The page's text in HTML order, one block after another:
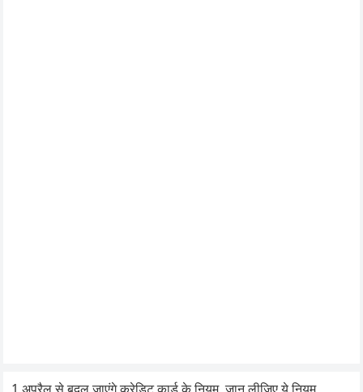
1 अप्रैल से बदल जाएंगे क्रेडिट कार्ड के नियम, जान लीजिए ये नियम